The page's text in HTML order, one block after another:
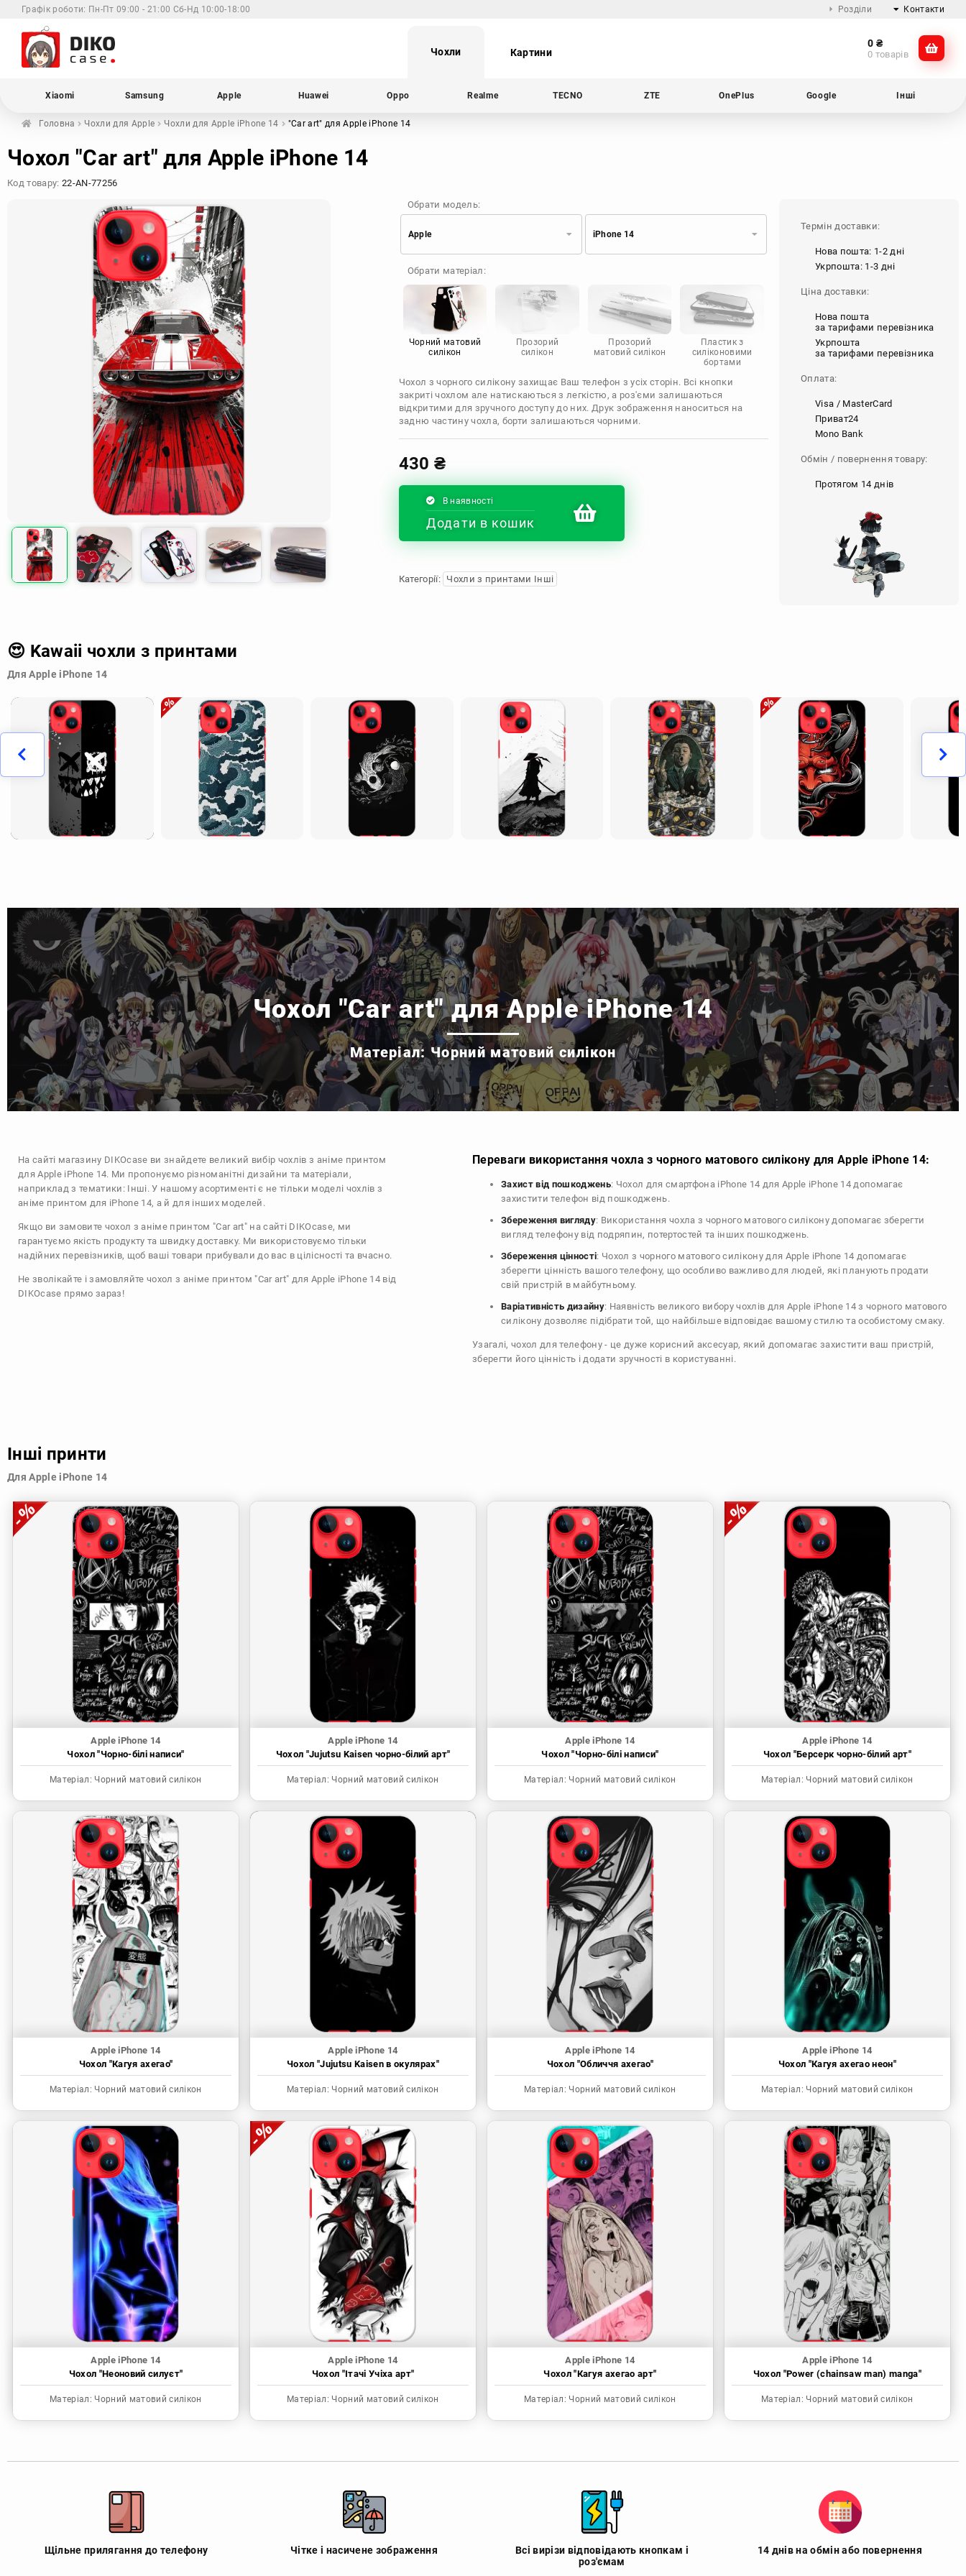
Графік роботи: Пн-Пт 09:00 - 21:00 Сб-Нд 10:00-18:00 Розділи Контакти
@dikocase
Чохли Картини
0 ₴
0 товарів
Xiaomi Samsung Apple Huawei Oppo Realme TECNO ZTE OnePlus Google Інші
Головна Чохли для Apple Чохли для Apple iPhone 14 "Car art" для Apple iPhone 14
Чохол "Car art" для Apple iPhone 14
Код товару: 22-AN-77256
Обрати модель:
Apple
Samsung
Apple
Oppo
Realme
OnePlus
Google
Doogee
Motorola
iPhone 14
Обрати матеріал:
Чорний матовий
силікон
Прозорий
силікон
Прозорий
матовий силікон
Пластик з
силіконовими
бортами
Чохол з чорного силікону захищає Ваш телефон з усіх сторін. Всі кнопки
закриті чохлом але натискаються з легкістю, а роз'єми залишаються
відкритими для зручного доступу до них. Друк зображення наноситься на
задню частину чохла, борти залишаються чорними.
430 ₴
В наявності
Додати в кошик
Категорії: Чохли з принтами Інші
Термін доставки:
Нова пошта: 1-2 дні
Укрпошта: 1-3 дні
Ціна доставки:
Нова пошта
за тарифами перевізника
Укрпошта
за тарифами перевізника
Оплата:
Visa / MasterCard
Приват24
Mono Bank
Обмін / повернення товару:
Протягом 14 днів
😍 Kawaii чохли з принтами
Для Apple iPhone 14
Чохол "Car art" для Apple iPhone 14
Матеріал: Чорний матовий силікон
На сайті магазину DIKOcase ви знайдете великий вибір чохлів з аніме принтом
для Apple iPhone 14. Ми пропонуємо різноманітні дизайни та матеріали,
наприклад з тематики: Інші. У нашому асортименті є не тільки моделі чохлів з
аніме принтом для iPhone 14, а й для інших моделей.
Якщо ви замовите чохол з аніме принтом "Car art" на сайті DIKOcase, ми
гарантуємо якість продукту та швидку доставку. Ми використовуємо тільки
надійних перевізників, щоб ваші товари прибували до вас в цілісності та вчасно.
Не зволікайте і замовляйте чохол з аніме принтом "Car art" для Apple iPhone 14 від
DIKOcase прямо зараз!
Переваги використання чохла з чорного матового силікону для Apple iPhone 14:
Захист від пошкоджень: Чохол для смартфона iPhone 14 для Apple iPhone 14 допомагає
захистити телефон від пошкоджень.
Збереження вигляду: Використання чохла з чорного матового силікону допомагає зберегти
вигляд телефону від подряпин, потертостей та інших пошкоджень.
Збереження цінності: Чохол з чорного матового силікону для Apple iPhone 14 допомагає
зберегти цінність вашого телефону, що особливо важливо для людей, які планують продати
свій пристрій в майбутньому.
Варіативність дизайну: Наявність великого вибору чохлів для Apple iPhone 14 з чорного матового
силікону дозволяє підібрати той, що найбільше відповідає вашому стилю та особистому смаку.
Узагалі, чохол для телефону - це дуже корисний аксесуар, який допомагає захистити ваш пристрій,
зберегти його цінність і додати зручності в користуванні.
Інші принти
Для Apple iPhone 14
Apple iPhone 14
Чохол "Чорно-білі написи"
Матеріал: Чорний матовий силікон
Apple iPhone 14
Чохол "Jujutsu Kaisen чорно-білий арт"
Матеріал: Чорний матовий силікон
Apple iPhone 14
Чохол "Чорно-білі написи"
Матеріал: Чорний матовий силікон
Apple iPhone 14
Чохол "Берсерк чорно-білий арт"
Матеріал: Чорний матовий силікон
Apple iPhone 14
Чохол "Кагуя ахегао"
Матеріал: Чорний матовий силікон
Apple iPhone 14
Чохол "Jujutsu Kaisen в окулярах"
Матеріал: Чорний матовий силікон
Apple iPhone 14
Чохол "Обличчя ахегао"
Матеріал: Чорний матовий силікон
Apple iPhone 14
Чохол "Кагуя ахегао неон"
Матеріал: Чорний матовий силікон
Apple iPhone 14
Чохол "Неоновий силуєт"
Матеріал: Чорний матовий силікон
Apple iPhone 14
Чохол "Ітачі Учіха арт"
Матеріал: Чорний матовий силікон
Apple iPhone 14
Чохол "Кагуя ахегао арт"
Матеріал: Чорний матовий силікон
Apple iPhone 14
Чохол "Power (chainsaw man) manga"
Матеріал: Чорний матовий силікон
Щільне прилягання до телефону Чітке і насичене зображення
Всі вирізи відповідають кнопкам і
роз'ємам
14 днів на обмін або повернення